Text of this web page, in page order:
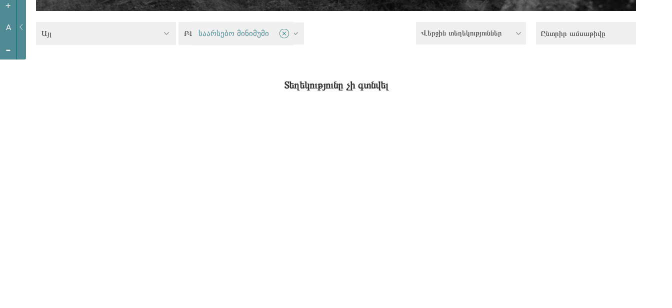
+
A
-
Այլ Բնակարանային իրավունք
საარსებო მინიმუმი Վերջին տեղեկություններ
Տեղեկությունը չի գտնվել